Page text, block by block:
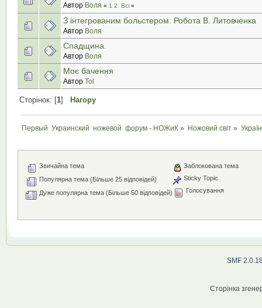
Автор Воля « 1 2 Всі »
З інтегрованим больстером. Робота В. Литовченка
Автор Воля
Спадщина.
Автор Воля
Моє бачення
Автор Tol
Сторінок: [1] Нагору
Первый  Украинский  ножевой  форум - НОЖиК » Ножовий світ »
Звичайна тема
Популярна тема (Більше 25 відповідей)
Дуже популярна тема (Більше 50 відповідей)
Заблокована тема
Sticky Topic
Голосування
SMF
Сторінка